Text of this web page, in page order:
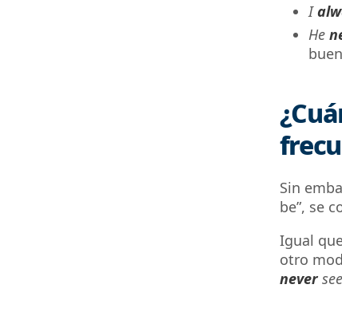
I
He
Sin
be”, se
Igual
otro
never